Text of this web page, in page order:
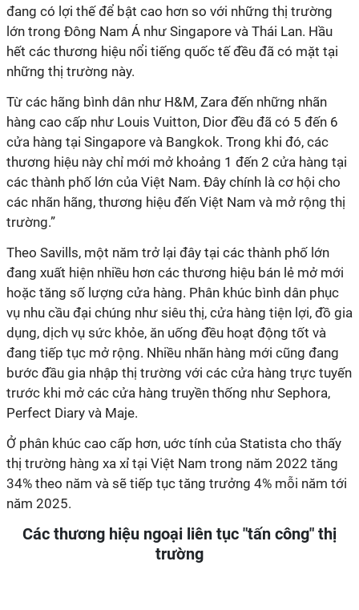
đang có lợi thế để bật cao hơn so với những thị trường
lớn trong Đông Nam Á như Singapore và Thái Lan. Hầu
hết các thương hiệu nổi tiếng quốc tế đều đã có mặt tại
những thị trường này.
Từ các hãng bình dân như H&M, Zara đến những nhãn
hàng cao cấp như Louis Vuitton, Dior đều đã có 5 đến 6
cửa hàng tại Singapore và Bangkok. Trong khi đó, các
thương hiệu này chỉ mới mở khoảng 1 đến 2 cửa hàng tại
các thành phố lớn của Việt Nam. Đây chính là cơ hội cho
các nhãn hãng, thương hiệu đến Việt Nam và mở rộng thị
trường.”
Theo Savills, một năm trở lại đây tại các thành phố lớn
đang xuất hiện nhiều hơn các thương hiệu bán lẻ mở mới
hoặc tăng số lượng cửa hàng. Phân khúc bình dân phục
vụ nhu cầu đại chúng như siêu thị, cửa hàng tiện lợi, đồ gia
dụng, dịch vụ sức khỏe, ăn uống đều hoạt động tốt và
đang tiếp tục mở rộng. Nhiều nhãn hàng mới cũng đang
bước đầu gia nhập thị trường với các cửa hàng trực tuyến
trước khi mở các cửa hàng truyền thống như Sephora,
Perfect Diary và Maje.
Ở phân khúc cao cấp hơn, uớc tính của Statista cho thấy
thị trường hàng xa xỉ tại Việt Nam trong năm 2022 tăng
34% theo năm và sẽ tiếp tục tăng trưởng 4% mỗi năm tới
năm 2025.
Các thương hiệu ngoại liên tục "tấn công" thị
trường